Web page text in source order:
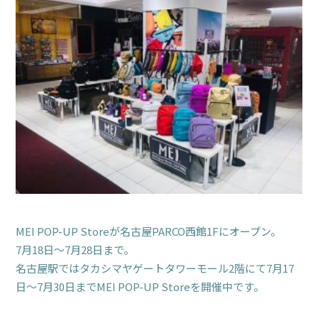
MEI POP-UP Storeが名古屋PARCO西館1Fにオープン。
7月18日～7月28日まで。
名古屋駅ではタカシマヤゲートタワーモール2階にて7月17
日～7月30日までMEI POP-UP Storeを開催中です。